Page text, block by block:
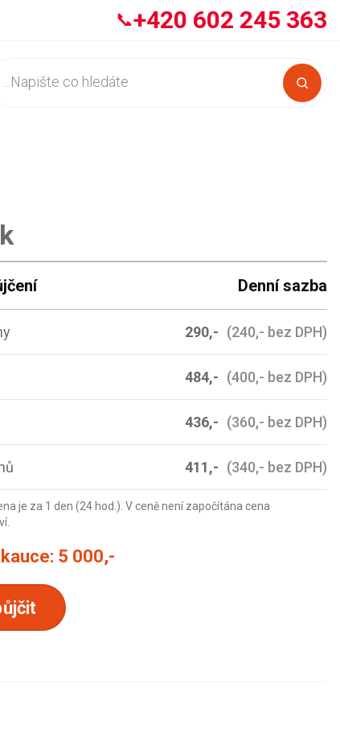
📞+420 602 245 363
Denní sazba
290,- (240,- bez DPH)
484,- (400,- bez DPH)
436,- (360,- bez DPH)
411,- (340,- bez DPH)
je za 1 den (24 hod.). V ceně není započítána cena
5 000,-